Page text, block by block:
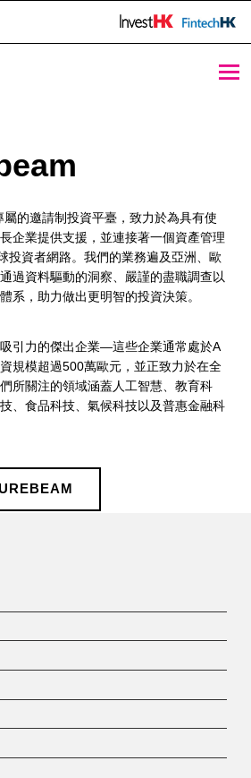
的邀請制投資平臺，致力於為具有使
企業提供支援，並連接著一個資產管理
投資者網路。我們的業務遍及亞洲、歐
過資料驅動的洞察、嚴謹的盡職調查以
系，助力做出更明智的投資決策。
引力的傑出企業—這些企業通常處於A
規模超過500萬歐元，並正致力於在全
所關注的領域涵蓋人工智慧、教育科
、食品科技、氣候科技以及普惠金融科